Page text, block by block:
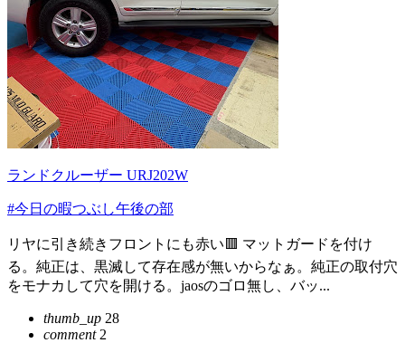
ランドクルーザー URJ202W
#今日の暇つぶし午後の部
リヤに引き続きフロントにも赤い🟥 マットガードを付け
る。純正は、黒滅して存在感が無いからなぁ。純正の取付穴
をモナカして穴を開ける。jaosのゴロ無し、バッ...
thumb_up 28
comment2